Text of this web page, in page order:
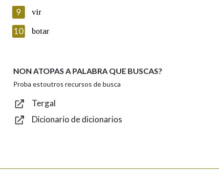
Introduce o código que aparece na imaxe:
Texto de verificación
9 vir
10 botar
NON ATOPAS A PALABRA QUE BUSCAS?
Proba estoutros recursos de busca
Tergal
Dicionario de dicionarios